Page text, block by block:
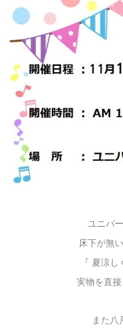
ユニバ
床下が無
『 夏涼
実物を直
また八